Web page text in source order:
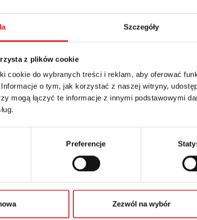
Szczegóły
z plików cookie
cookie do wybranych treści i reklam, aby oferować
o tym, jak korzystać z naszej witryny,
mogą łączyć te informacje z innymi podstawowymi
Preferencje
Zezwól na wybór
o szczegóły oferty